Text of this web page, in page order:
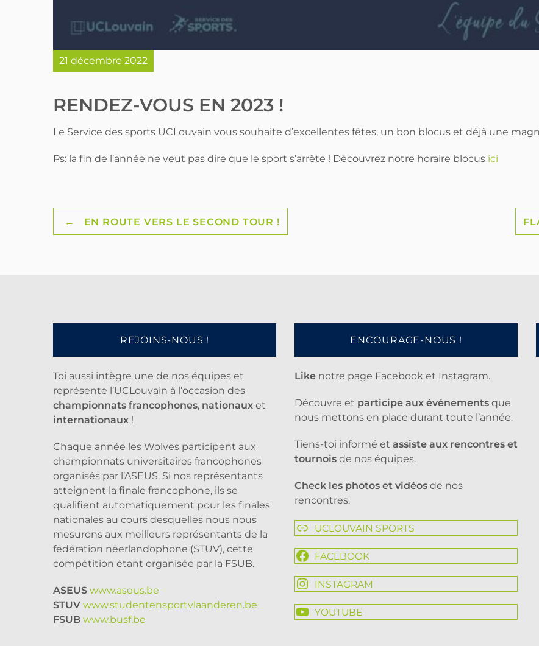
RENDEZ-VOUS EN 2023 !
21 décembre 2022
Le Service des sports UCLouvain vous souhaite d’excellentes fêtes, un bon blocus et déjà une
Ps: la fin de l’année ne veut pas dire que le sport s’arrête ! Découvrez notre horaire blocus ici
Post
← EN ROUTE VERS LE SECOND TOUR !
REJOINS-NOUS !
Toi aussi intègre une de nos équipes et
représente l’UCLouvain à l’occasion des
championnats francophones, nationaux et
internationaux !
Chaque année les Wolves participent aux
championnats universitaires francophones
organisés par l’ASEUS. Si nos représentants
atteignent la finale francophone, ils se
qualifient automatiquement pour les finales
nationales au cours desquelles nous nous
mesurons aux meilleurs représentants de la
fédération néerlandophone (STUV), cette
compétition étant organisée par la FSUB.
ASEUS www.aseus.be
STUV www.studentensportvlaanderen.be
FSUB www.busf.be
ENCOURAGE-NOUS !
Like notre page Facebook et Instagram.
Découvre et participe aux événements que
nous mettons en place durant toute l’année.
Tiens-toi informé et assiste aux rencontres et
tournois de nos équipes.
Check les photos et vidéos de nos
rencontres.
UCLOUVAIN SPORTS
FACEBOOK
INSTAGRAM
YOUTUBE